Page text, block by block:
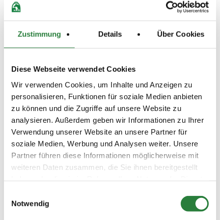
Zustimmung Details Über Cookies
Diese Webseite verwendet Cookies
Wir verwenden Cookies, um Inhalte und Anzeigen zu
personalisieren, Funktionen für soziale Medien anbieten
zu können und die Zugriffe auf unsere Website zu
analysieren. Außerdem geben wir Informationen zu Ihrer
Verwendung unserer Website an unsere Partner für
soziale Medien, Werbung und Analysen weiter. Unsere
Partner führen diese Informationen möglicherweise mit
weiteren Daten zusammen, die Sie ihnen bereitgestellt
Notwendig
(v)
Preisgeld
1.500,00 €
LKL/Art
(n)
Preisgeld
1.200,00 €
LKL/Art
1 2 3 LP
(n)
18. Springprüfung Kl.S**
145cm
3.000,00 €
1 2 3 LP